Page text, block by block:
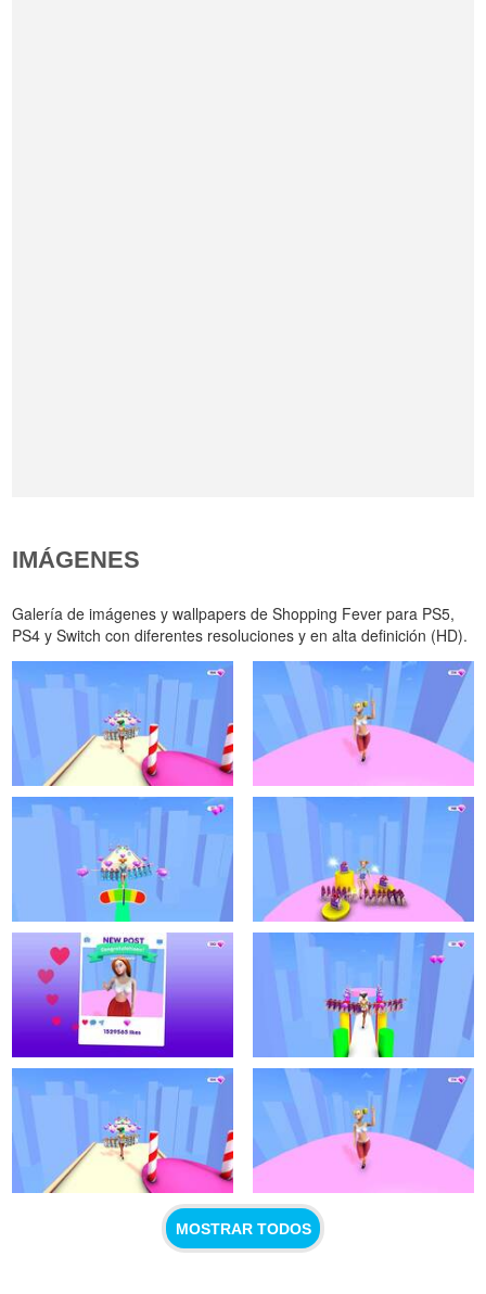
IMÁGENES
Galería de imágenes y wallpapers de Shopping Fever para PS5,
PS4 y Switch con diferentes resoluciones y en alta definición (HD).
MOSTRAR TODOS